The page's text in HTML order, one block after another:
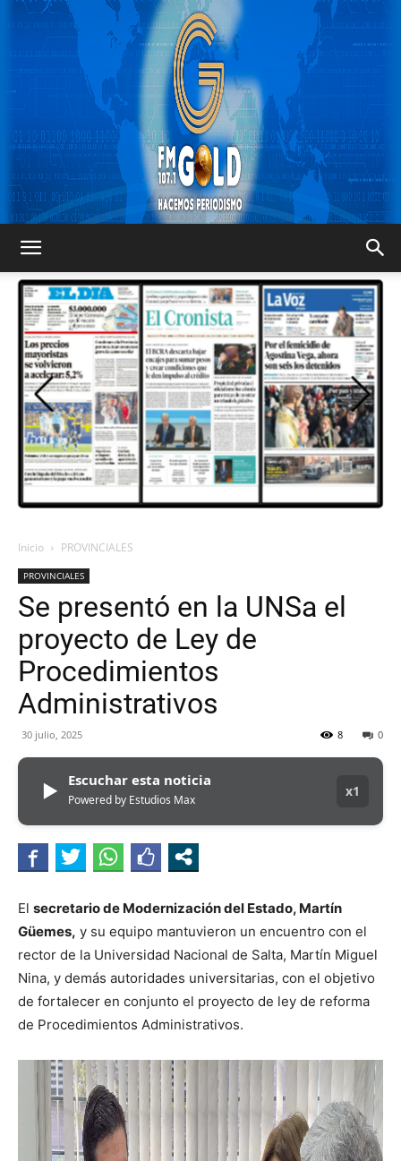
GOLD
ORAN
107.1
Inicio PROVINCIALES
PROVINCIALES
Se presentó en la UNSa el
proyecto de Ley de
Procedimientos
Administrativos
30 julio, 2025 0
8
▶ Escuchar esta noticia
Powered by Estudios Max
x1
El secretario de Modernización del Estado, Martín
Güemes, y su equipo mantuvieron un encuentro con el
rector de la Universidad Nacional de Salta, Martín Miguel
Nina, y demás autoridades universitarias, con el objetivo
de fortalecer en conjunto el proyecto de ley de reforma
de Procedimientos Administrativos.